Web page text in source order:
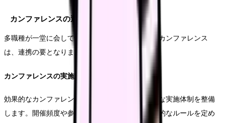
カンファレンスの運営
多職種が一堂に会して情報共有や方針決定を行うカンファレンス
は、連携の要となります。
カンファレンスの実施体制
効果的なカンファレンスを実現するため、具体的な実施体制を整備
します。開催頻度や参加者、進行方法など、基本的なルールを定め